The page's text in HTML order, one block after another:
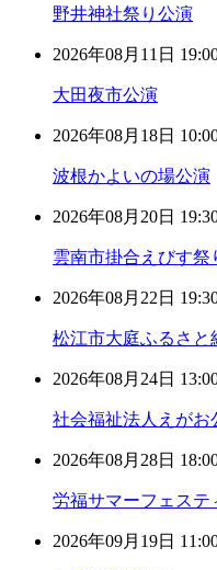
野井神社祭り公演
2026年08月11日
大田夜市公演
2026年08月18日
波根かよいの場公演
2026年08月20日
雲南市掛合えびす祭
2026年08月22日
松江市大庭ふるさと
2026年08月24日
社会福祉法人えがお
2026年08月28日
労福サマーフェステ
2026年09月19日